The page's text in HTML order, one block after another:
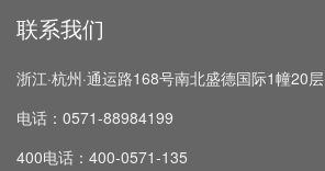
联系我们
浙江·杭州·通运路168号南北盛德国际1幢20层
电话：0571-88984199
400电话：400-0571-135